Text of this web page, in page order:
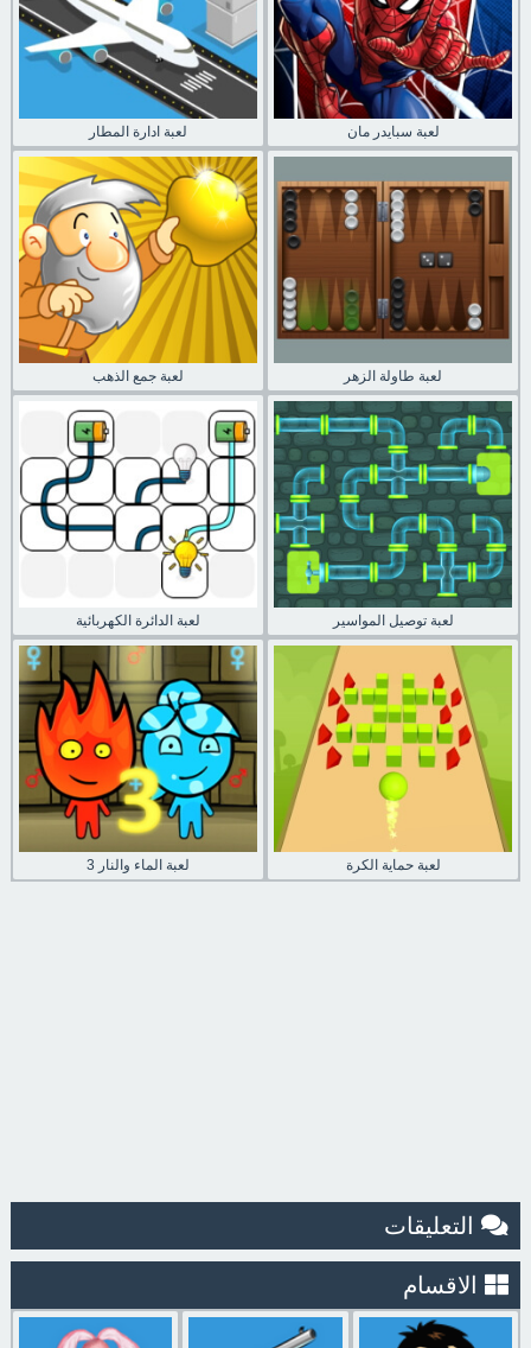
لعبة ادارة المطار لعبة سبايدر مان
لعبة جمع الذهب لعبة طاولة الزهر
لعبة الدائرة الكهربائية لعبة توصيل المواسير
لعبة الماء والنار 3 لعبة حماية الكرة
التعليقات
الاقسام